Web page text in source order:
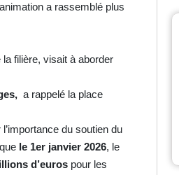
a rassemblé plus
filière, visait à aborder
a rappelé la place
du soutien du
le 1er janvier 2026, le
d’euros pour les